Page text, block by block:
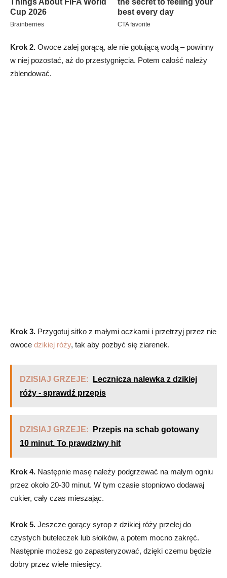
Krok 2. Owoce zalej gorącą, ale nie gotującą wodą – powinny
w niej pozostać, aż do przestygnięcia. Potem całość należy
zblendować.
Krok 3. Przygotuj sitko z małymi oczkami i przetrzyj przez nie
owoce dzikiej róży, tak aby pozbyć się ziarenek.
DZISIAJ GRZEJE:
Lecznicza nalewka z dzikiej
róży - sprawdź przepis
DZISIAJ GRZEJE:
Przepis na schab gotowany
10 minut. To prawdziwy hit
Krok 4. Następnie masę należy podgrzewać na małym ogniu
przez około 20-30 minut. W tym czasie stopniowo dodawaj
cukier, cały czas mieszając.
Krok 5. Jeszcze gorący syrop z dzikiej róży przelej do
czystych buteleczek lub słoików, a potem mocno zakręć.
Następnie możesz go zapasteryzować, dzięki czemu będzie
dobry przez wiele miesięcy.